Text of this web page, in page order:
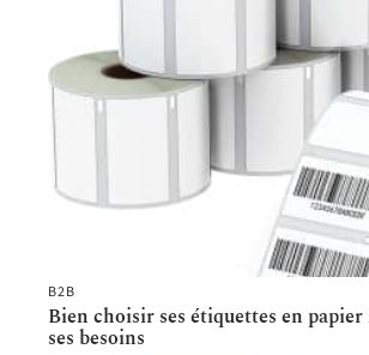
B2B
Bien choisir ses étiquettes en
ses besoins